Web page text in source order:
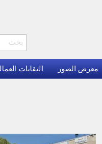
معرض الصور النقابات